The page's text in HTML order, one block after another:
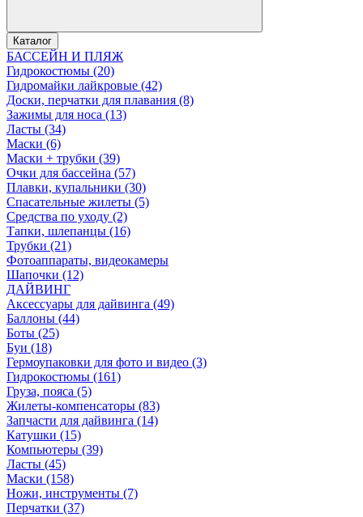
Каталог
БАССЕЙН И ПЛЯЖ
Гидрокостюмы (20)
Гидромайки лайкровые (42)
Доски, перчатки для плавания (8)
Зажимы для носа (13)
Ласты (34)
Маски (6)
Маски + трубки (39)
Очки для бассейна (57)
Плавки, купальники (30)
Спасательные жилеты (5)
Средства по уходу (2)
Тапки, шлепанцы (16)
Трубки (21)
Фотоаппараты, видеокамеры
Шапочки (12)
ДАЙВИНГ
Аксессуары для дайвинга (49)
Баллоны (44)
Боты (25)
Буи (18)
Гермоупаковки для фото и видео (3)
Гидрокостюмы (161)
Груза, пояса (5)
Жилеты-компенсаторы (83)
Запчасти для дайвинга (14)
Катушки (15)
Компьютеры (39)
Ласты (45)
Маски (158)
Ножи, инструменты (7)
Перчатки (37)